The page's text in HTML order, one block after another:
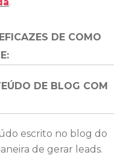
DE COMO
:
DE BLOG COM
escrito no blog do
de gerar leads.